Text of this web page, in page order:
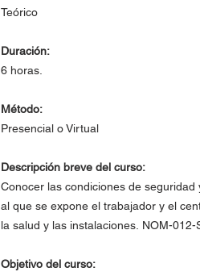
Teórico
Duración:
6 horas.
Método:
Presencial o Virtual
Descripción breve del curso:
Conocer las condiciones de
al que se expone el trabajador y el
la salud y las instalaciones. NOM-012-
Objetivo del curso: